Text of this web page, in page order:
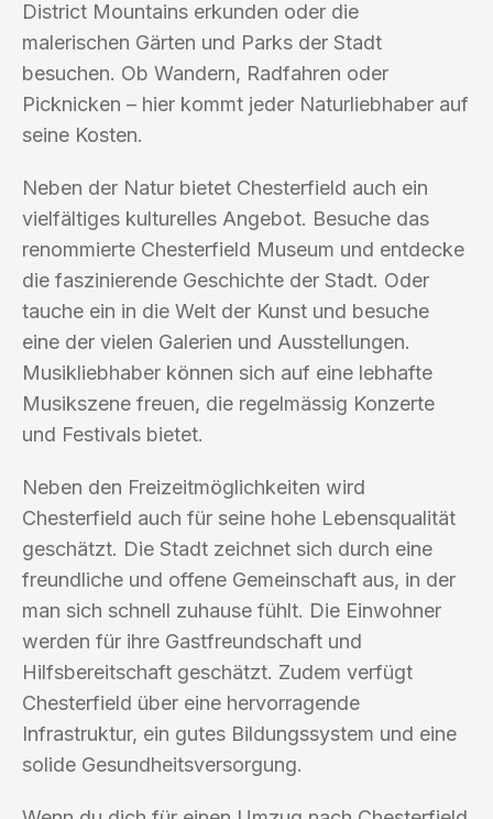
District Mountains erkunden oder die
malerischen Gärten und Parks der Stadt
besuchen. Ob Wandern, Radfahren oder
Picknicken – hier kommt jeder Naturliebhaber auf
seine Kosten.
Neben der Natur bietet Chesterfield auch ein
vielfältiges kulturelles Angebot. Besuche das
renommierte Chesterfield Museum und entdecke
die faszinierende Geschichte der Stadt. Oder
tauche ein in die Welt der Kunst und besuche
eine der vielen Galerien und Ausstellungen.
Musikliebhaber können sich auf eine lebhafte
Musikszene freuen, die regelmässig Konzerte
und Festivals bietet.
Neben den Freizeitmöglichkeiten wird
Chesterfield auch für seine hohe Lebensqualität
geschätzt. Die Stadt zeichnet sich durch eine
freundliche und offene Gemeinschaft aus, in der
man sich schnell zuhause fühlt. Die Einwohner
werden für ihre Gastfreundschaft und
Hilfsbereitschaft geschätzt. Zudem verfügt
Chesterfield über eine hervorragende
Infrastruktur, ein gutes Bildungssystem und eine
solide Gesundheitsversorgung.